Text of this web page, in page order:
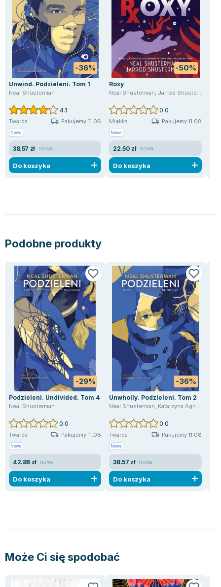
-36%
Unwind. Podzieleni. Tom 1
Neal Shusterman
4.1
Twarda Pakujemy 11.08
Nowa
38.57 zł nowa
Do koszyka
-50%
Roxy
Neal Shusterman, Jarrod Shusterman
0.0
Miękka Pakujemy 11.08
Nowa
22.50 zł nowa
Do koszyka
Podobne produkty
-29%
Podzieleni. Undivided. Tom 4
Neal Shusterman
0.0
Twarda Pakujemy 11.08
Nowa
42.86 zł nowa
Do koszyka
-36%
Unwholly. Podzieleni. Tom 2
Neal Shusterman, Katarzyna Agnieszka Dyrek
0.0
Twarda Pakujemy 11.08
Nowa
38.57 zł nowa
Do koszyka
Może Ci się spodobać